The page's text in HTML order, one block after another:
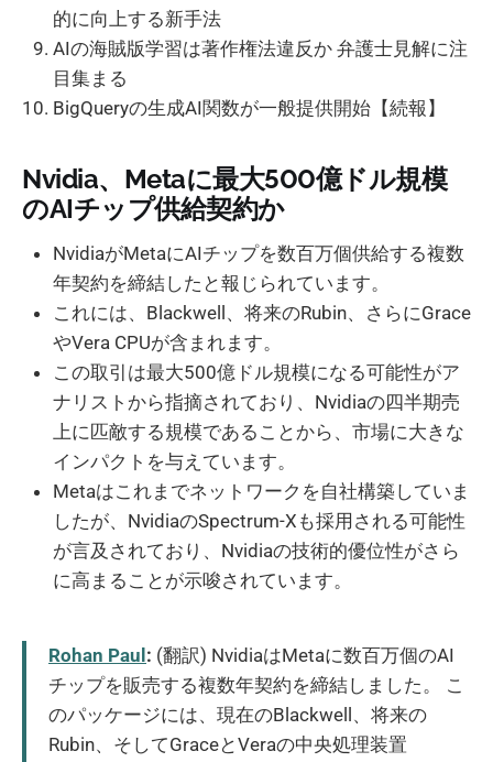
的に向上する新手法
AIの海賊版学習は著作権法違反か 弁護士見解に注
目集まる
BigQueryの生成AI関数が一般提供開始【続報】
Nvidia、Metaに最大500億ドル規模
のAIチップ供給契約か
NvidiaがMetaにAIチップを数百万個供給する複数
年契約を締結したと報じられています。
これには、Blackwell、将来のRubin、さらにGrace
やVera CPUが含まれます。
この取引は最大500億ドル規模になる可能性がア
ナリストから指摘されており、Nvidiaの四半期売
上に匹敵する規模であることから、市場に大きな
インパクトを与えています。
Metaはこれまでネットワークを自社構築していま
したが、NvidiaのSpectrum-Xも採用される可能性
が言及されており、Nvidiaの技術的優位性がさら
に高まることが示唆されています。
Rohan Paul : (翻訳) NvidiaはMetaに数百万個のAI
チップを販売する複数年契約を締結しました。 こ
のパッケージには、現在のBlackwell、将来の
Rubin、そしてGraceとVeraの中央処理装置